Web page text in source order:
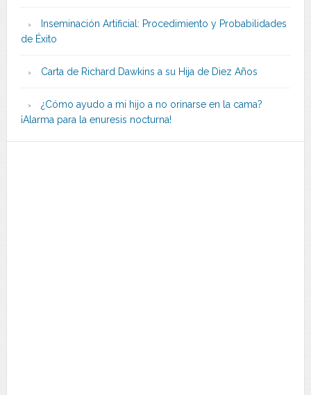
Inseminación Artificial: Procedimiento y Probabilidades
de Éxito
Carta de Richard Dawkins a su Hija de Diez Años
¿Cómo ayudo a mi hijo a no orinarse en la cama?
¡Alarma para la enuresis nocturna!